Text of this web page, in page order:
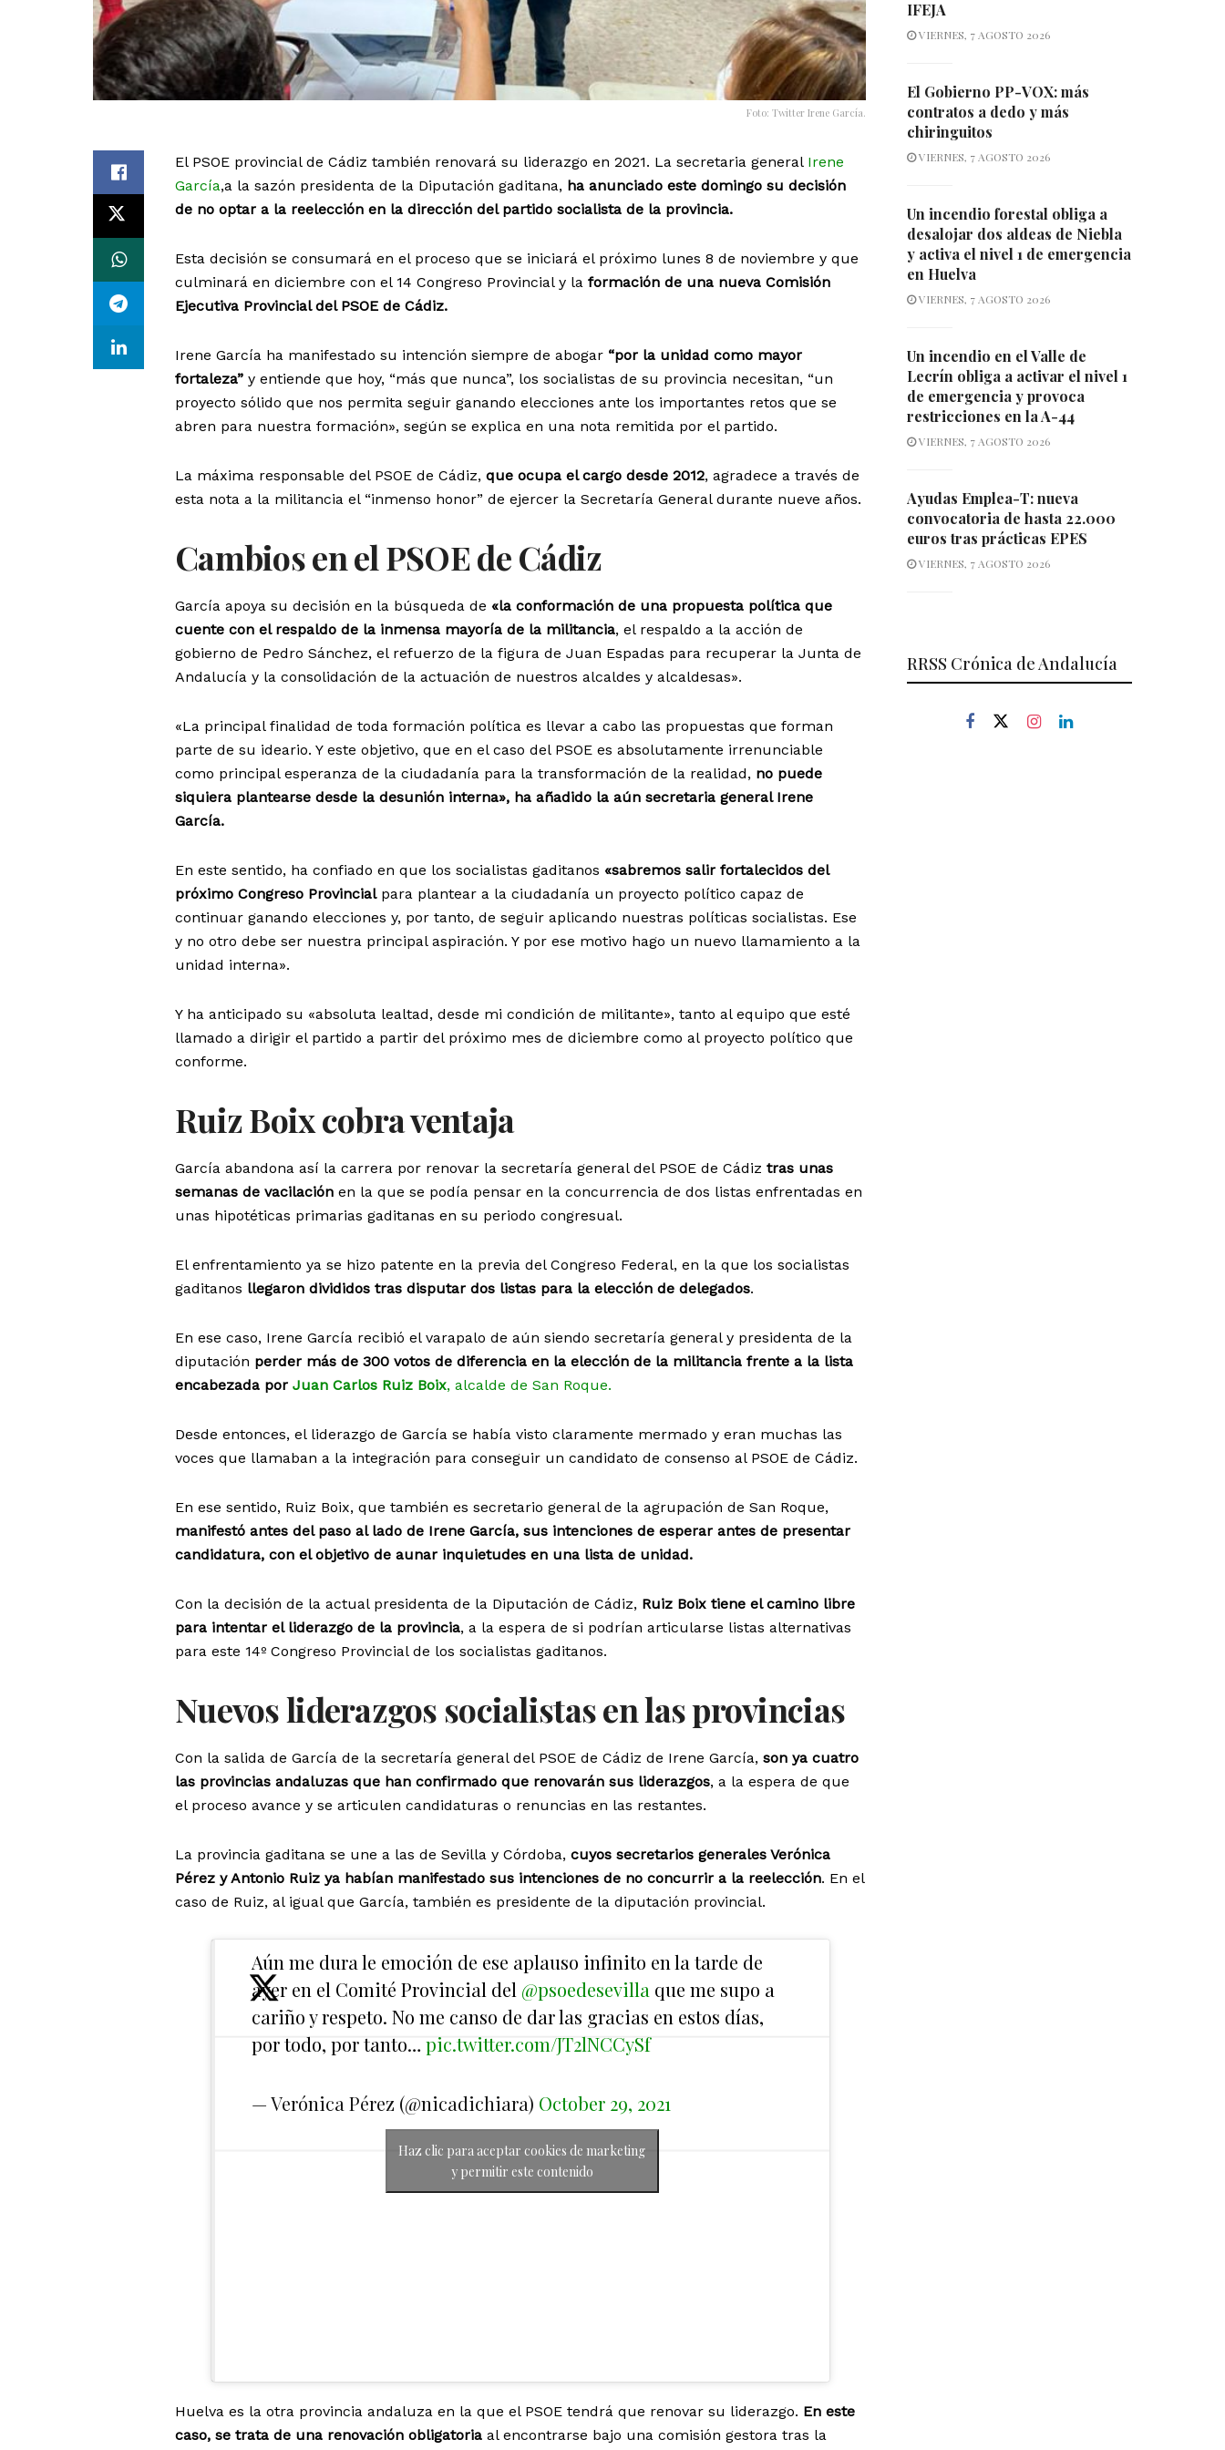
Foto: Twitter Irene García.
El PSOE provincial de Cádiz también renovará su liderazgo en 2021. La secretaria general Irene
García,a la sazón presidenta de la Diputación gaditana, ha anunciado este domingo su decisión
de no optar a la reelección en la dirección del partido socialista de la provincia.
Esta decisión se consumará en el proceso que se iniciará el próximo lunes 8 de noviembre y que
culminará en diciembre con el 14 Congreso Provincial y la formación de una nueva Comisión
Ejecutiva Provincial del PSOE de Cádiz.
Irene García ha manifestado su intención siempre de abogar “por la unidad como mayor
fortaleza” y entiende que hoy, “más que nunca”, los socialistas de su provincia necesitan, “un
proyecto sólido que nos permita seguir ganando elecciones ante los importantes retos que se
abren para nuestra formación», según se explica en una nota remitida por el partido.
La máxima responsable del PSOE de Cádiz, que ocupa el cargo desde 2012, agradece a través de
esta nota a la militancia el “inmenso honor” de ejercer la Secretaría General durante nueve años.
Cambios en el PSOE de Cádiz
García apoya su decisión en la búsqueda de «la conformación de una propuesta política que
cuente con el respaldo de la inmensa mayoría de la militancia, el respaldo a la acción de
gobierno de Pedro Sánchez, el refuerzo de la figura de Juan Espadas para recuperar la Junta de
Andalucía y la consolidación de la actuación de nuestros alcaldes y alcaldesas».
«La principal finalidad de toda formación política es llevar a cabo las propuestas que forman
parte de su ideario. Y este objetivo, que en el caso del PSOE es absolutamente irrenunciable
como principal esperanza de la ciudadanía para la transformación de la realidad, no puede
siquiera plantearse desde la desunión interna», ha añadido la aún secretaria general Irene
García.
En este sentido, ha confiado en que los socialistas gaditanos «sabremos salir fortalecidos del
próximo Congreso Provincialpara plantear a la ciudadanía un proyecto político capaz de
continuar ganando elecciones y, por tanto, de seguir aplicando nuestras políticas socialistas. Ese
y no otro debe ser nuestra principal aspiración. Y por ese motivo hago un nuevo llamamiento a la
unidad interna».
Y ha anticipado su «absoluta lealtad, desde mi condición de militante», tanto al equipo que esté
llamado a dirigir el partido a partir del próximo mes de diciembre como al proyecto político que
conforme.
Ruiz Boix cobra ventaja
García abandona así la carrera por renovar la secretaría general del PSOE de Cádiz tras unas
semanas de vacilación en la que se podía pensar en la concurrencia de dos listas enfrentadas en
unas hipotéticas primarias gaditanas en su periodo congresual.
El enfrentamiento ya se hizo patente en la previa del Congreso Federal, en la que los socialistas
gaditanos llegaron divididos tras disputar dos listas para la elección de delegados.
En ese caso, Irene García recibió el varapalo de aún siendo secretaría general y presidenta de la
diputación perder más de 300 votos de diferencia en la elección de la militancia frente a la lista
encabezada por Juan Carlos Ruiz Boix, alcalde de San Roque.
Desde entonces, el liderazgo de García se había visto claramente mermado y eran muchas las
voces que llamaban a la integración para conseguir un candidato de consenso al PSOE de Cádiz.
En ese sentido, Ruiz Boix, que también es secretario general de la agrupación de San Roque,
manifestó antes del paso al lado de Irene García, sus intenciones de esperar antes de presentar
candidatura, con el objetivo de aunar inquietudes en una lista de unidad.
Con la decisión de la actual presidenta de la Diputación de Cádiz, Ruiz Boix tiene el camino libre
para intentar el liderazgo de la provincia, a la espera de si podrían articularse listas alternativas
para este 14º Congreso Provincial de los socialistas gaditanos.
Nuevos liderazgos socialistas en las provincias
Con la salida de García de la secretaría general del PSOE de Cádiz de Irene García, son ya cuatro
las provincias andaluzas que han confirmado que renovarán sus liderazgos, a la espera de que
el proceso avance y se articulen candidaturas o renuncias en las restantes.
La provincia gaditana se une a las de Sevilla y Córdoba, cuyos secretarios generales Verónica
Pérez y Antonio Ruiz ya habían manifestado sus intenciones de no concurrir a la reelección. En el
caso de Ruiz, al igual que García, también es presidente de la diputación provincial.
Aún me dura le emoción de ese aplauso infinito en la tarde de
ayer en el Comité Provincial del @psoedesevilla que me supo a
cariño y respeto. No me canso de dar las gracias en estos días,
por todo, por tanto…pic.twitter.com/JT2lNCCySf
— Verónica Pérez (@nicadichiara) October 29, 2021
Haz clic para aceptar cookies de marketing
y permitir este contenido
Huelva es la otra provincia andaluza en la que el PSOE tendrá que renovar su liderazgo. En este
caso, se trata de una renovación obligatoria al encontrarse bajo una comisión gestora tras la
IFEJA
VIERNES, 7 AGOSTO 2026
El Gobierno PP-VOX: más
contratos a dedo y más
chiringuitos
VIERNES, 7 AGOSTO 2026
Un incendio forestal obliga a
desalojar dos aldeas de Niebla
y activa el nivel 1 de emergencia
en Huelva
VIERNES, 7 AGOSTO 2026
Un incendio en el Valle de
Lecrín obliga a activar el nivel 1
de emergencia y provoca
restricciones en la A-44
VIERNES, 7 AGOSTO 2026
Ayudas Emplea-T: nueva
convocatoria de hasta 22.000
euros tras prácticas EPES
VIERNES, 7 AGOSTO 2026
RRSS Crónica de Andalucía